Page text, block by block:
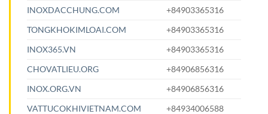
INOXDACCHUNG.COM
+84903365316
TONGKHOKIMLOAI.COM
+84903365316
INOX365.VN
+84903365316
CHOVATLIEU.ORG
+84906856316
INOX.ORG.VN
+84906856316
VATTUCOKHIVIETNAM.COM
+84934006588